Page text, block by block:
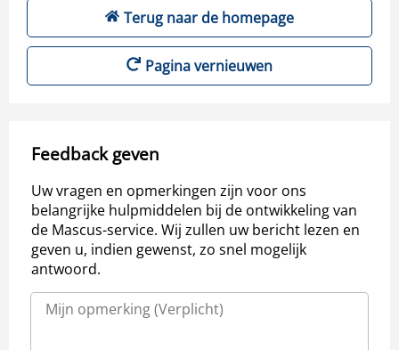
Terug naar de homepage
Pagina vernieuwen
Feedback geven
Uw vragen en opmerkingen zijn voor ons
belangrijke hulpmiddelen bij de ontwikkeling van
de Mascus-service. Wij zullen uw bericht lezen en
geven u, indien gewenst, zo snel mogelijk
antwoord.